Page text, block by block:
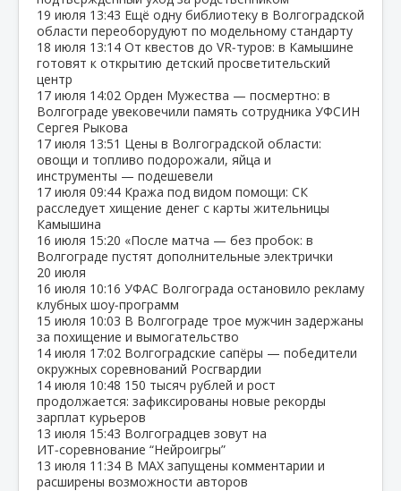
19 июля 13:43 Ещё одну библиотеку в Волгоградской
области переоборудуют по модельному стандарту
18 июля 13:14 От квестов до VR‑туров: в Камышине
готовят к открытию детский просветительский
центр
17 июля 14:02 Орден Мужества — посмертно: в
Волгограде увековечили память сотрудника УФСИН
Сергея Рыкова
17 июля 13:51 Цены в Волгоградской области:
овощи и топливо подорожали, яйца и
инструменты — подешевели
17 июля 09:44 Кража под видом помощи: СК
расследует хищение денег с карты жительницы
Камышина
16 июля 15:20 «После матча — без пробок: в
Волгограде пустят дополнительные электрички
20 июля
16 июля 10:16 УФАС Волгограда остановило рекламу
клубных шоу‑программ
15 июля 10:03 В Волгограде трое мужчин задержаны
за похищение и вымогательство
14 июля 17:02 Волгоградские сапёры — победители
окружных соревнований Росгвардии
14 июля 10:48 150 тысяч рублей и рост
продолжается: зафиксированы новые рекорды
зарплат курьеров
13 июля 15:43 Волгоградцев зовут на
ИТ‑соревнование “Нейроигры”
13 июля 11:34 В МАХ запущены комментарии и
расширены возможности авторов